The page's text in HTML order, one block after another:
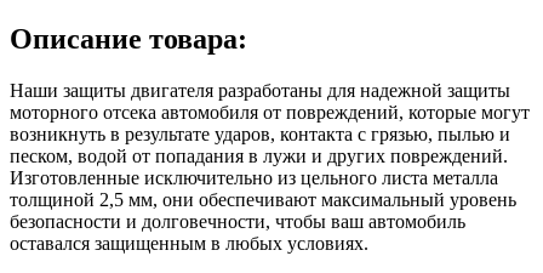
Описание товара:
Наши защиты двигателя разработаны для надежной защиты
моторного отсека автомобиля от повреждений, которые могут
возникнуть в результате ударов, контакта с грязью, пылью и
песком, водой от попадания в лужи и других повреждений.
Изготовленные исключительно из цельного листа металла
толщиной 2,5 мм, они обеспечивают максимальный уровень
безопасности и долговечности, чтобы ваш автомобиль
оставался защищенным в любых условиях.